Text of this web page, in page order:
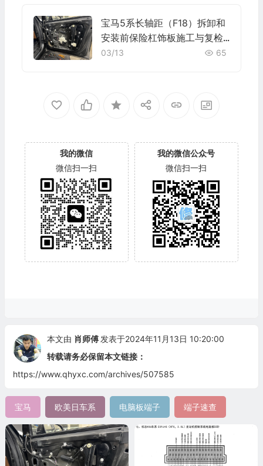
宝马5系长轴距（F18）拆卸和
安装前保险杠饰板施工与复检
标准
03/13 65
我的微信
微信扫一扫
我的微信公众号
微信扫一扫
本文由 肖师傅 发表于2024年11月13日 10:20:00
转载请务必保留本文链接：
https://www.qhyxc.com/archives/507585
宝马 欧美日车系 电脑板端子 端子速查